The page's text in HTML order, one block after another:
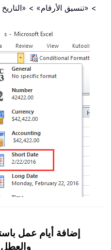
> «تنسيق الأرقام» >
إضافة أيام عمل